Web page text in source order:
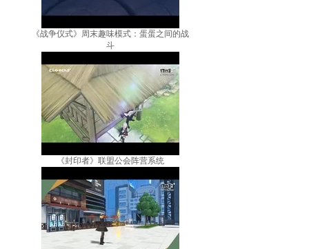
《战争仪式》周末趣味模式：蛋蛋之间的战
斗
《封印者》联盟公会阵营系统